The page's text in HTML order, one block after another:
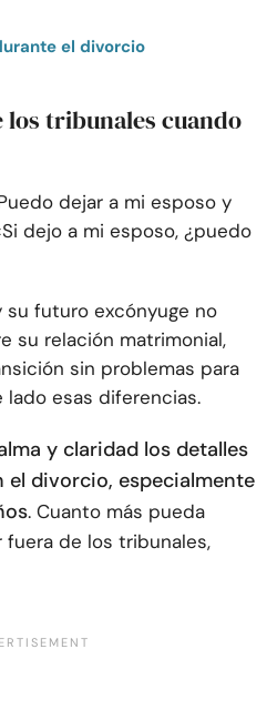
el divorcio
los tribunales cuando
dejar a mi esposo y
dejo a mi esposo, ¿puedo
futuro excónyuge no
su relación matrimonial,
sin problemas para
esas diferencias.
y claridad los detalles
el divorcio, especialmente
. Cuanto más pueda
de los tribunales,